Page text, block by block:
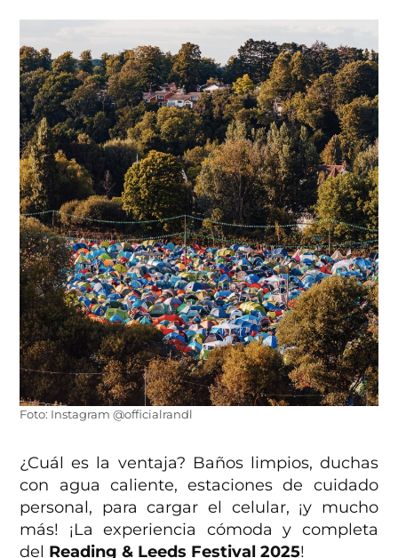
Foto: Instagram @officialrandl
¿Cuál es la ventaja? Baños limpios, duchas
con agua caliente, estaciones de cuidado
personal, para cargar el celular, ¡y mucho
más! ¡La experiencia cómoda y completa
del Reading & Leeds Festival 2025!